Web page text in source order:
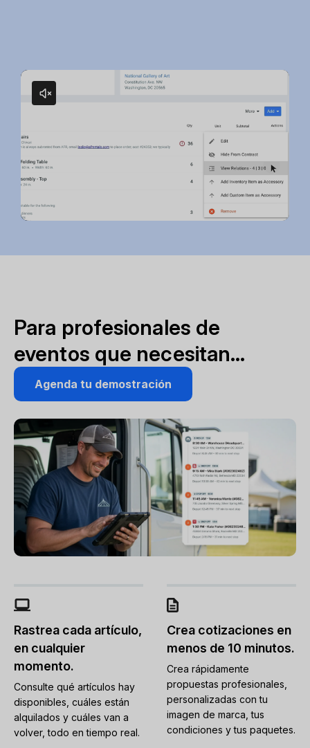
Para profesionales de
eventos que necesitan…
Agenda tu demostración
Rastrea cada artículo,
en cualquier
momento.
Consulte qué artículos hay
disponibles, cuáles están
alquilados y cuáles van a
volver, todo en tiempo real.
Crea cotizaciones en
menos de 10 minutos.
Crea rápidamente
propuestas profesionales,
personalizadas con tu
imagen de marca, tus
condiciones y tus paquetes.